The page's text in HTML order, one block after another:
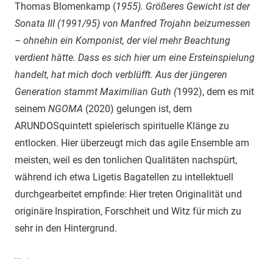
Thomas Blomenkamp (1955). Größeres Gewicht ist der
Sonata III (1991/95) von Manfred Trojahn beizumessen
– ohnehin ein Komponist, der viel mehr Beachtung
verdient hätte. Dass es sich hier um eine Ersteinspielung
handelt, hat mich doch verblüfft. Aus der jüngeren
Generation stammt Maximilian Guth (1992), dem es mit
seinem NGOMA (2020) gelungen ist, dem
ARUNDOSquintett spielerisch spirituelle Klänge zu
entlocken. Hier überzeugt mich das agile Ensemble am
meisten, weil es den tonlichen Qualitäten nachspürt,
während ich etwa Ligetis Bagatellen zu intellektuell
durchgearbeitet empfinde: Hier treten Originalität und
originäre Inspiration, Forschheit und Witz für mich zu
sehr in den Hintergrund.